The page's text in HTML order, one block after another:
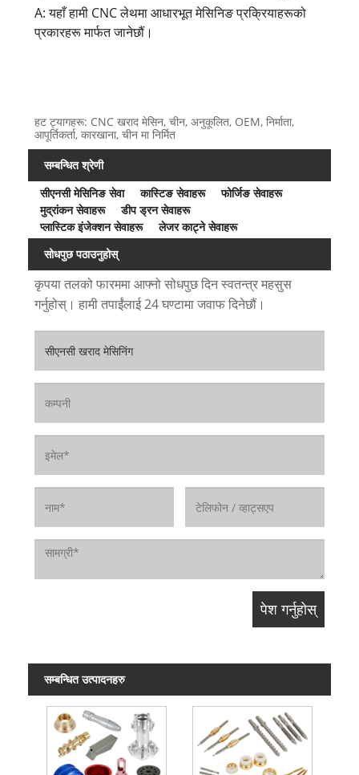
A: यहाँ हामी CNC लेथमा आधारभूत मेसिनिङ प्रक्रियाहरूको
प्रकारहरू मार्फत जानेछौं।
हट ट्यागहरू: CNC खराद मेसिन, चीन, अनुकूलित, OEM, निर्माता,
आपूर्तिकर्ता, कारखाना, चीन मा निर्मित
सम्बन्धित श्रेणी
सीएनसी मेसिनिङ सेवा
कास्टिङ सेवाहरू
फोर्जिङ सेवाहरू
मुद्रांकन सेवाहरू
डीप ड्रन सेवाहरू
प्लास्टिक इंजेक्शन सेवाहरू
लेजर काट्ने सेवाहरू
सोधपुछ पठाउनुहोस्
कृपया तलको फारममा आफ्नो सोधपुछ दिन स्वतन्त्र महसुस
गर्नुहोस्। हामी तपाईंलाई 24 घण्टामा जवाफ दिनेछौं।
सम्बन्धित उत्पादनहरु